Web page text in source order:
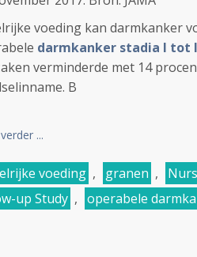
voeding kan darmkanker
darmkanker stadia I tot
verminderde met 14
B
...
voeding , granen ,
up Study , operabele